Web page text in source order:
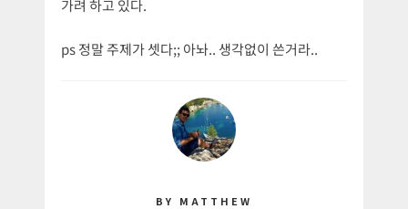
가려 하고 있다.
ps 정말 주제가 셋다;; 아놔.. 생각없이 쓴거라..
BY MATTHEW